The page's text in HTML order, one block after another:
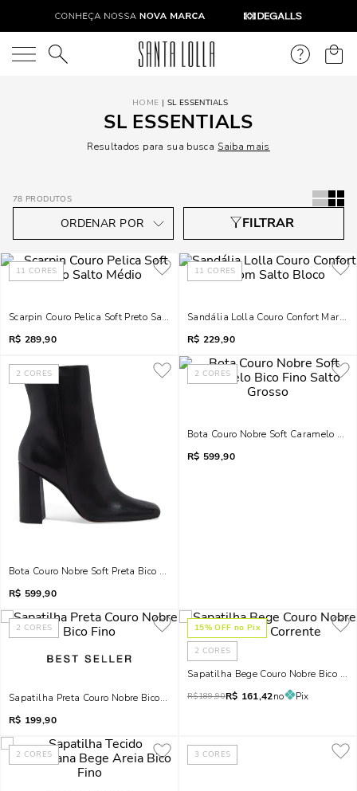
O que você está procurando?
SL ESSENTIALS
SL ESSENTIALS
Resultados para sua busca Saiba mais
78 PRODUTOS
11 CORES
Scarpin Couro Pelica Soft Preto Salto Médio
R$ 289,90
11 CORES
Sandália Lolla Couro Confort
R$ 229,90
2 CORES
Bota Couro Nobre Soft Preta Bico Fino Salto Grosso
R$ 599,90
2 CORES
Bota Couro Nobre Soft Caramelo
R$ 599,90
2 CORES
Sapatilha Preta Couro Nobre Bico Fino
R$ 199,90
15% OFF no Pix
2 CORES
Sapatilha Bege Couro Nobre Bico
R$189,90R$ 161,42no Pix
2 CORES 3 CORES